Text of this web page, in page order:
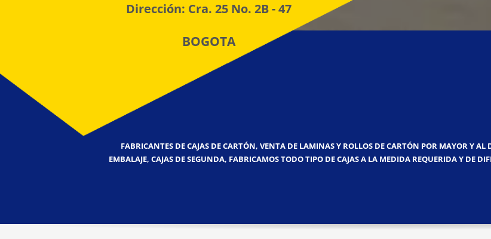
Dirección: Cra. 25 No. 2B - 47
BOGOTA
FABRICANTES DE CAJAS DE CARTÓN, VENTA DE LAMINAS Y ROLLOS DE CARTÓN POR MAYOR Y
EMBALAJE, CAJAS DE SEGUNDA, FABRICAMOS TODO TIPO DE CAJAS A LA MEDIDA REQUERIDA Y DE